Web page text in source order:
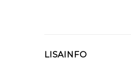
LISAINFO